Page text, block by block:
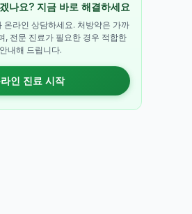
나요? 지금 바로 해결하세요
온라인 상담하세요. 처방약은 가까
, 전문 진료가 필요한 경우 적합한
내해 드립니다.
인 진료 시작